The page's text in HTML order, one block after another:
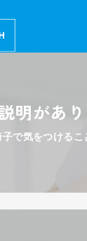
明があ
で気をつけるこ